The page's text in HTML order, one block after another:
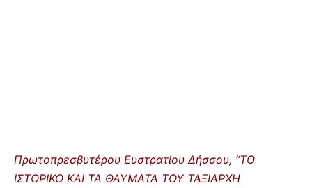
Πρωτοπρεσβυτέρου Ευστρατίου Δήσσου, “ΤΟ
ΙΣΤΟΡΙΚΟ ΚΑΙ ΤΑ ΘΑΥΜΑΤΑ ΤΟΥ ΤΑΞΙΑΡΧΗ